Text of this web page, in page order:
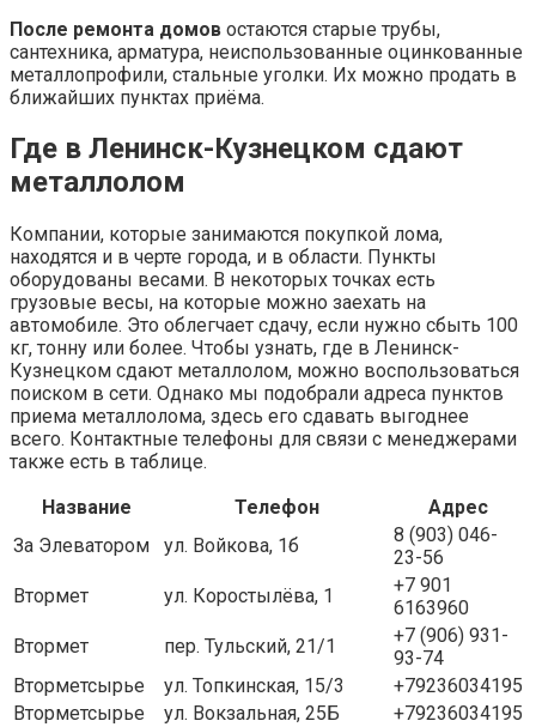
После ремонта домов остаются старые трубы,
сантехника, арматура, неиспользованные оцинкованные
металлопрофили, стальные уголки. Их можно продать в
ближайших пунктах приёма.
Где в Ленинск-Кузнецком сдают
металлолом
Компании, которые занимаются покупкой лома,
находятся и в черте города, и в области. Пункты
оборудованы весами. В некоторых точках есть
грузовые весы, на которые можно заехать на
автомобиле. Это облегчает сдачу, если нужно сбыть 100
кг, тонну или более. Чтобы узнать, где в Ленинск-
Кузнецком сдают металлолом, можно воспользоваться
поиском в сети. Однако мы подобрали адреса пунктов
приема металлолома, здесь его сдавать выгоднее
всего. Контактные телефоны для связи с менеджерами
также есть в таблице.
Название
Телефон
Адрес
За Элеватором
ул. Войкова, 1б
8 (903) 046-
23-56
Втормет
ул. Коростылёва, 1
+7 901
6163960
Втормет
пер. Тульский, 21/1
+7 (906) 931-
93-74
Вторметсырье
ул. Топкинская, 15/3
+79236034195
Вторметсырье
ул. Вокзальная, 25Б
+79236034195